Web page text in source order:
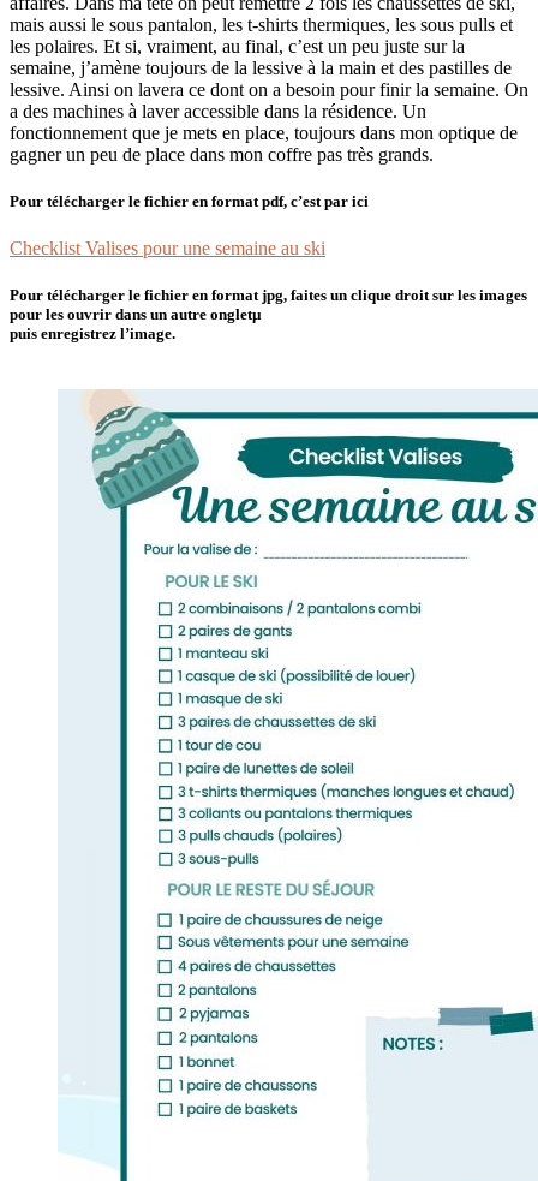
mais aussi le sous pantalon, les t-shirts thermiques, les sous pulls et
les polaires. Et si, vraiment, au final, c’est un peu juste sur la
semaine, j’amène toujours de la lessive à la main et des pastilles de
lessive. Ainsi on lavera ce dont on a besoin pour finir la semaine. On
a des machines à laver accessible dans la résidence. Un
fonctionnement que je mets en place, toujours dans mon optique de
gagner un peu de place dans mon coffre pas très grands.
Pour télécharger le fichier en format pdf, c’est par ici
Checklist Valises pour une semaine au ski
Pour télécharger le fichier en format jpg, faites un clique droit sur les images
pour les ouvrir dans un autre ongletµ
puis enregistrez l’image.